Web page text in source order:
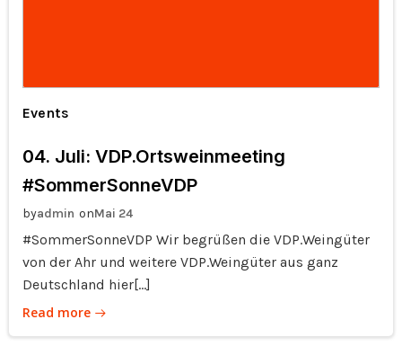
Events
04. Juli: VDP.Ortsweinmeeting
#SommerSonneVDP
byadmin onMai 24
#SommerSonneVDP Wir begrüßen die VDP.Weingüter
von der Ahr und weitere VDP.Weingüter aus ganz
Deutschland hier[…]
Read more